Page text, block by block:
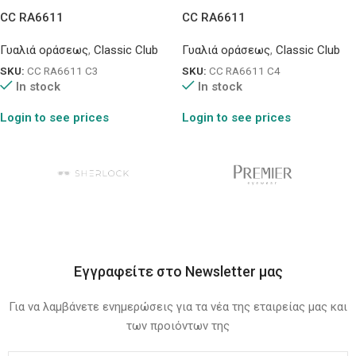
CC RA6611
Γυαλιά οράσεως, Classic Club
SKU: CC RA6611 C3
In stock
Login to see prices
CC RA6611
Γυαλιά οράσεως, Classic Club
SKU: CC RA6611 C4
In stock
Login to see prices
Εγγραφείτε στο Newsletter μας
Για να λαμβάνετε ενημερώσεις για τα νέα της εταιρείας μας και
των προιόντων της